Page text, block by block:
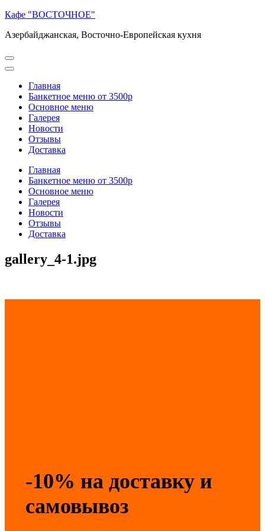
Перейти
содержимому
Enter)
Кафе "ВОСТОЧНОЕ"
Азербайджанская, Восточно-Европейская кухня
Главная
Банкетное меню от 3500р
Основное меню
Галерея
Новости
Отзывы
Доставка
Главная
Банкетное меню от 3500р
Основное меню
Галерея
Новости
Отзывы
Доставка
gallery_4-1.jpg
-10% на доставку и
самовывоз